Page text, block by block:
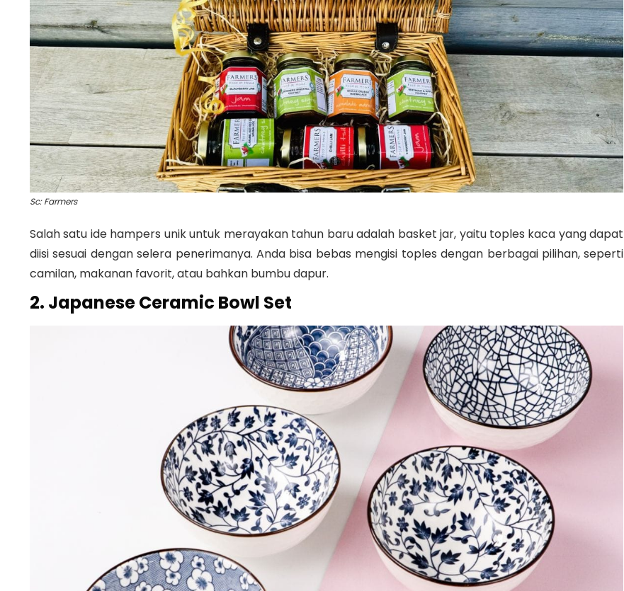
Sc: Farmers
Salah satu ide hampers unik untuk merayakan tahun baru adalah basket jar, yaitu toples kaca yang dapat
diisi sesuai dengan selera penerimanya. Anda bisa bebas mengisi toples dengan berbagai pilihan, seperti
camilan, makanan favorit, atau bahkan bumbu dapur.
2. Japanese Ceramic Bowl Set